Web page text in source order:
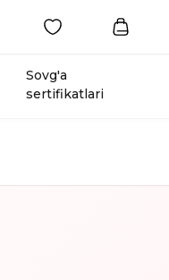
Sovg'a
sertifikatlari